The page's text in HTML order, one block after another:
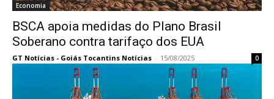
Economia
BSCA apoia medidas do Plano Brasil
Soberano contra tarifaço dos EUA
GT Notícias - Goiás Tocantins Notícias - 15/08/2025 0